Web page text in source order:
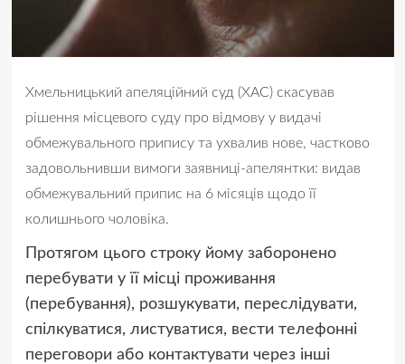
Хмельницький апеляційний суд (ХАС) скасував
рішення місцевого суду про відмову у видачі
обмежувального припису та ухвалив нове, частково
задовольнивши вимоги заявниці-апелянтки: видав
обмежувальний припис на 6 місяців щодо її
колишнього чоловіка.
Протягом цього строку йому заборонено
перебувати у її місці проживання
(перебування), розшукувати, переслідувати,
спілкуватися, листуватися, вести телефонні
переговори або контактувати через інші